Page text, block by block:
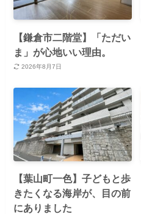
【鎌倉市二階堂】「ただい
ま」が心地いい理由。
2026年8月7日
【葉山町一色】子どもと歩
きたくなる海岸が、目の前
にありました